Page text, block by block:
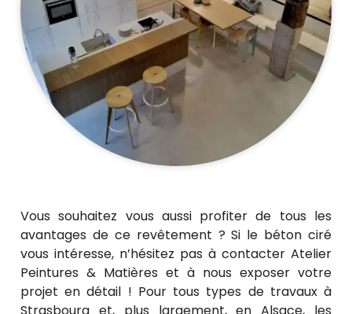
Vous souhaitez vous aussi profiter de tous les
avantages de ce revêtement ? Si le béton ciré
vous intéresse, n’hésitez pas à contacter Atelier
Peintures & Matières et à nous exposer votre
projet en détail ! Pour tous types de travaux à